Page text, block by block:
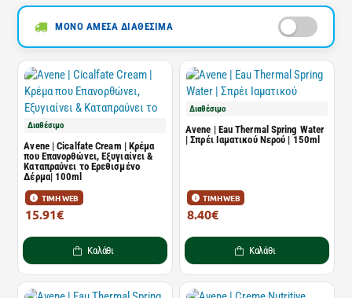
ΜΟΝΟ ΑΜΕΣΑ ΔΙΑΘΕΣΙΜΑ
Διαθέσιμο
Avene | Cicalfate Cream | Κρέμα
που Επανορθώνει, Εξυγιαίνει &
Καταπραύνει το Ερεθισμένο
Δέρμα| 100ml
ΤΙΜΗ WEB
15.91€
Καλάθι
Διαθέσιμο
Avene | Eau Thermal Spring Water
| Σπρέι Ιαματικού Νερού | 150ml
ΤΙΜΗ WEB
8.40€
Καλάθι